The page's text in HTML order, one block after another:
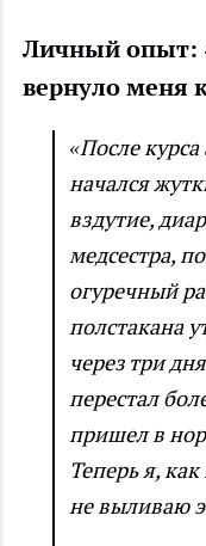
Личный опыт:
вернуло меня
«После
начался
вздутие,
медсестра,
огуречный
полстакана
через три
перестал
пришел в
Теперь я,
не выливаю